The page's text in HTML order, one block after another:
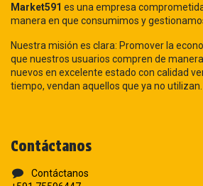
Market591 es una empresa
manera en que consumimos y
Nuestra misión es clara: Promover la
que nuestros usuarios compren de
nuevos en excelente estado con calidad
tiempo, vendan aquellos que ya no utilizan.
Contáctanos
Contáctanos